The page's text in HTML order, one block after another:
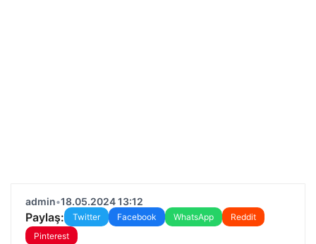
admin•18.05.2024 13:12
Paylaş: Twitter Facebook WhatsApp
Reddit
Pinterest